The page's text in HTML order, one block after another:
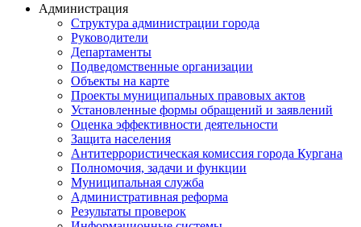
Администрация
Структура администрации города
Руководители
Департаменты
Подведомственные организации
Объекты на карте
Проекты муниципальных правовых актов
Установленные формы обращений и заявлений
Оценка эффективности деятельности
Защита населения
Антитеррористическая комиссия города Кургана
Полномочия, задачи и функции
Муниципальная служба
Административная реформа
Результаты проверок